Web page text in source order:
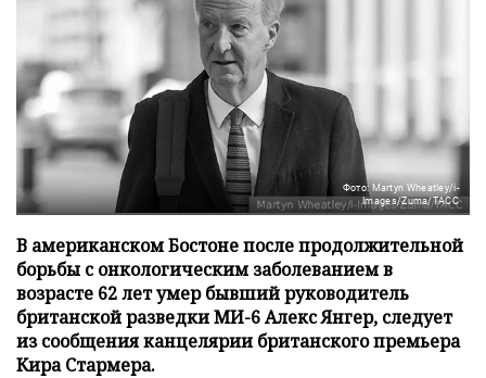
Фото: Martyn Wheatley/i-
Images/Zuma/ТАСС
В американском Бостоне после продолжительной
борьбы с онкологическим заболеванием в
возрасте 62 лет умер бывший руководитель
британской разведки МИ-6 Алекс Янгер, следует
из сообщения канцелярии британского премьера
Кира Стармера.